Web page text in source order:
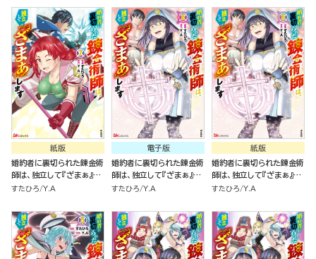
紙版
婚約者に裏切られた錬金術
師は、独立して『ざまぁ』し
ます（７）
すたひろ Y.A
電子版
婚約者に裏切られた錬金術
師は、独立して『ざまぁ』し
ます コミック版 （6）
すたひろ Y.A
紙版
婚約者に裏切られた錬金術
師は、独立して『ざまぁ』し
ます（６）
すたひろ Y.A